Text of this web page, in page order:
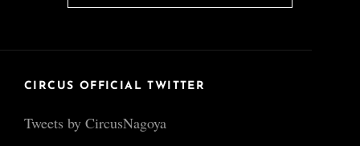
CIRCUS OFFICIAL TWITTER
Tweets by CircusNagoya